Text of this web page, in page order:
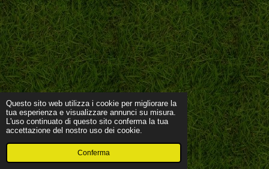
Questo sito web utilizza i cookie per migliorare la
tua esperienza e visualizzare annunci su misura.
L'uso continuato di questo sito conferma la tua
accettazione del nostro uso dei cookie.
Conferma